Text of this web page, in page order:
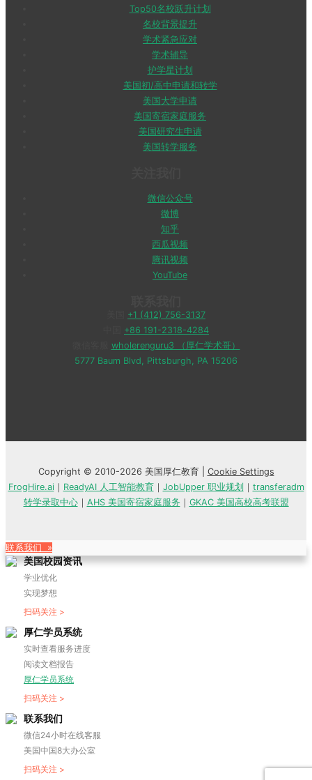
Top50名校跃升计划
名校背景提升
学术紧急应对
学术辅导
护学星计划
美国初/高中申请和转学
美国大学申请
美国寄宿家庭服务
美国研究生申请
美国转学服务
微信公众号
微博
知乎
西瓜视频
腾讯视频
YouTube
+1 (412) 756-3137
+86 191-2318-4284
wholerenguru3 （厚仁学术哥）
5777 Baum Blvd, Pittsburgh, PA 15206
Copyright © 2010-2026 美国厚仁教育 | Cookie Settings
FrogHire.ai｜ ReadyAI 人工智能教育｜ JobUpper 职业规划 ｜ transferadm
转学录取中心｜ AHS 美国寄宿家庭服务 ｜ GKAC 美国高校高考联盟
联系我们 »
美国校园资讯
学业优化
实现梦想
扫码关注 >
厚仁学员系统
实时查看服务进度
阅读文档报告
厚仁学员系统
扫码关注 >
联系我们
微信24小时在线客服
美国中国8大办公室
扫码关注 >